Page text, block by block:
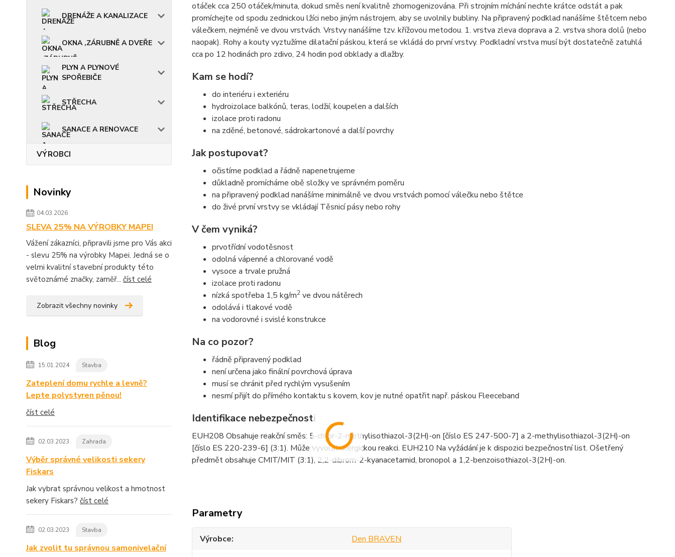
DRENÁŽE A KANALIZACE
OKNA ,ZÁRUBNĚ A DVEŘE
PLYN A PLYNOVÉ
SPOŘEBIČE
STŘECHA
SANACE A RENOVACE
VÝROBCI
Novinky
04.03.2026
SLEVA 25% NA VÝROBKY MAPEI
Vážení zákazníci, připravili jsme pro Vás akci
- slevu 25% na výrobky Mapei. Jedná se o
velmi kvalitní stavební produkty této
světoznámé značky, zaměř... číst celé
Zobrazit všechny novinky
Blog
15.01.2024 Stavba
Zateplení domu rychle a levně?
Lepte polystyren pěnou!
číst celé
02.03.2023 Zahrada
Výběr správné velikosti sekery
Fiskars
Jak vybrat správnou velikost a hmotnost
sekery Fiskars? číst celé
02.03.2023 Stavba
Jak zvolit tu správnou samonivelační
otáček cca 250 otáček/minuta, dokud směs není kvalitně zhomogenizována. Při strojním míchání nechte krátce odstát a pak
promíchejte od spodu zednickou lžíci nebo jiným nástrojem, aby se uvolnily bubliny. Na připravený podklad nanášíme štětcem nebo
válečkem, nejméně ve dvou vrstvách. Vrstvy nanášíme tzv. křížovou metodou. 1. vrstva zleva doprava a 2. vrstva shora dolů (nebo
naopak). Rohy a kouty vyztužíme dilatační páskou, která se vkládá do první vrstvy. Podkladní vrstva musí být dostatečně zatuhlá
cca po 12 hodinách pro zdivo, 24 hodin pod obklady a dlažby.
Kam se hodí?
do interiéru i exteriéru
hydroizolace balkónů, teras, lodžií, koupelen a dalších
izolace proti radonu
na zděné, betonové, sádrokartonové a další povrchy
Jak postupovat?
očistíme podklad a řádně napenetrujeme
důkladně promícháme obě složky ve správném poměru
na připravený podklad nanášíme minimálně ve dvou vrstvách pomocí válečku nebo štětce
do živé první vrstvy se vkládají Těsnicí pásy nebo rohy
V čem vyniká?
prvotřídní vodotěsnost
odolná vápenné a chlorované vodě
vysoce a trvale pružná
izolace proti radonu
nízká spotřeba 1,5 kg/m2ve dvou nátěrech
odolává i tlakové vodě
na vodorovné i svislé konstrukce
Na co pozor?
řádně připravený podklad
není určena jako finální povrchová úprava
musí se chránit před rychlým vysušením
nesmí přijít do přímého kontaktu s kovem, kov je nutné opatřit např. páskou Fleeceband
Identifikace nebezpečnosti
EUH208 Obsahuje reakční směs: 5-chlor-2-methylisothiazol-3(2H)-on [číslo ES 247-500-7] a 2-methylisothiazol-3(2H)-on
[číslo ES 220-239-6] (3:1). Může vyvolat alergickou reakci. EUH210 Na vyžádání je k dispozici bezpečnostní list. Ošetřený
předmět obsahuje CMIT/MIT (3:1), 2,2-dibrom-2-kyanacetamid, bronopol a 1,2-benzoisothiazol-3(2H)-on.
Parametry
Výrobce
Den BRAVEN